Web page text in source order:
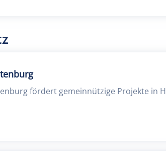
fördert gemeinnützige Projekte in